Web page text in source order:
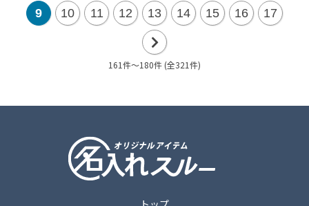
前
9 10 11 12 13 14 15 16 17
次
161件～180件 (全321件)